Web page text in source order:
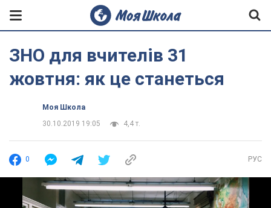
ЗНО для вчителів 31
жовтня: як це станеться
Моя Школа
30.10.2019 19:05
4,4 т.
0 РУС